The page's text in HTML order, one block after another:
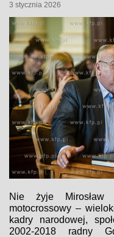
3 stycznia 2026
Nie żyje Mirosław
motocrossowy –
kadry narodowej,
2002-2018 radny